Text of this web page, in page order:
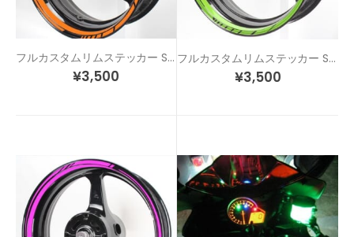
フルカスタムリムステッカー STD4-F
¥3,500
フルカスタムリムステッカー STD5-F
¥3,500